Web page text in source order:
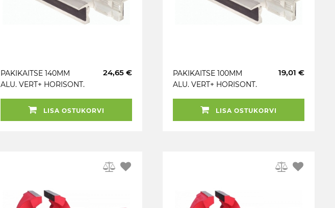
PAKIKAITSE 140MM
ALU. VERT+ HORISONT.
24,65 €
LISA OSTUKORVI
PAKIKAITSE 100MM
ALU. VERT+ HORISONT.
19,01 €
LISA OSTUKORVI